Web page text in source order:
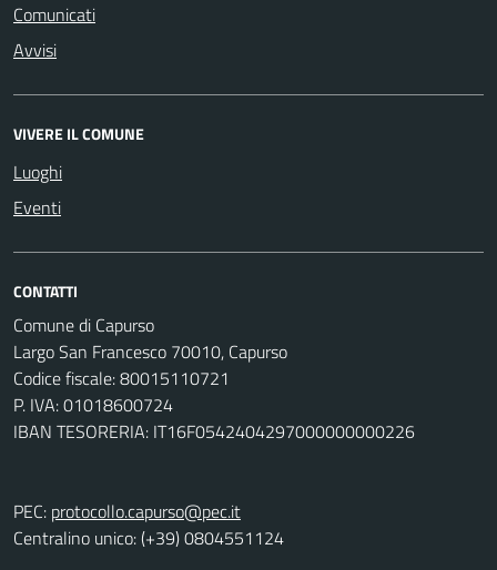
Comunicati
Avvisi
VIVERE IL COMUNE
Luoghi
Eventi
CONTATTI
Comune di Capurso
Largo San Francesco 70010, Capurso
Codice fiscale: 80015110721
P. IVA: 01018600724
IBAN TESORERIA: IT16F0542404297000000000226
PEC: protocollo.capurso@pec.it
Centralino unico: (+39) 0804551124